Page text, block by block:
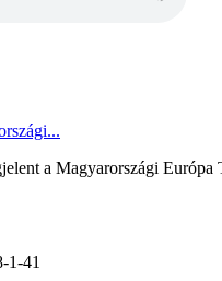
a Magyarországi Európa
1-41